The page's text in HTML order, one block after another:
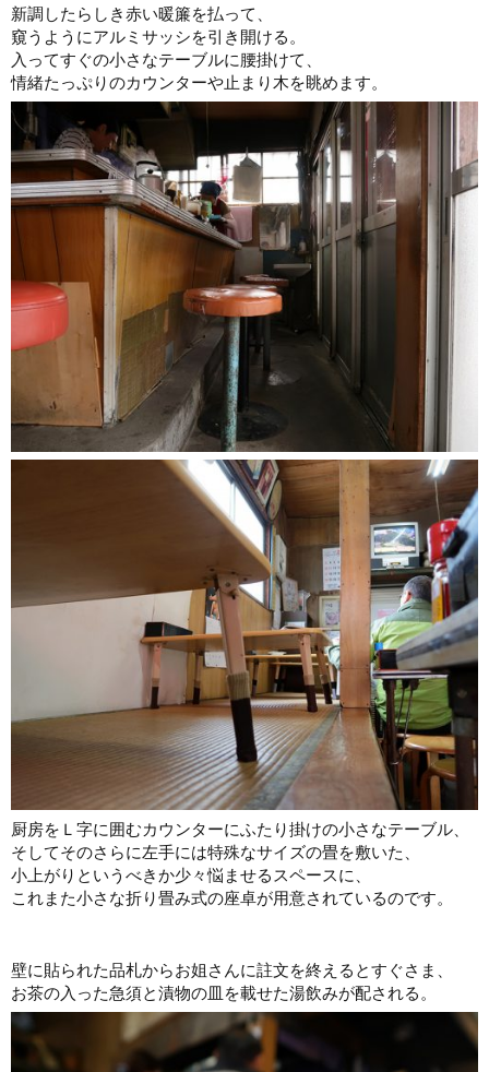
新調したらしき赤い暖簾を払って、
窺うようにアルミサッシを引き開ける。
入ってすぐの小さなテーブルに腰掛けて、
情緒たっぷりのカウンターや止まり木を眺めます。
厨房をＬ字に囲むカウンターにふたり掛けの小さなテーブル、
そしてそのさらに左手には特殊なサイズの畳を敷いた、
小上がりというべきか少々悩ませるスペースに、
これまた小さな折り畳み式の座卓が用意されているのです。
壁に貼られた品札からお姐さんに註文を終えるとすぐさま、
お茶の入った急須と漬物の皿を載せた湯飲みが配される。